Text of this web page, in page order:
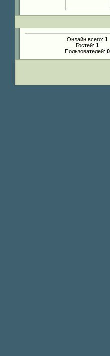
Онлайн всего: 1
Гостей: 1
Пользователей: 0